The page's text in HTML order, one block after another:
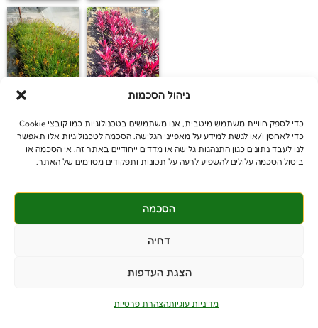
ניהול הסכמות
כדי לספק חוויית משתמש מיטבית, אנו משתמשים בטכנולוגיות כמו קובצי Cookie
כדי לאחסן ו/או לגשת למידע על מאפייני הגלישה. הסכמה לטכנולוגיות אלו תאפשר
לנו לעבד נתונים כגון התנהגות גלישה או מדדים ייחודיים באתר זה. אי הסכמה או
ביטול הסכמה עלולים להשפיע לרעה על תכונות ותפקודים מסוימים של האתר.
הסכמה
דחיה
הצגת העדפות
מדיניות עוגיותהצהרת פרטיות
© כל הזכויות שמורות
קבלנים - 052-639-4106
PushUp | Digital Marketing